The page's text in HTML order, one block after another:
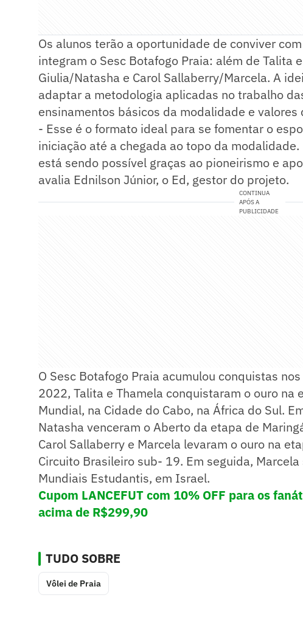
Os alunos terão a oportunidade de conviver
integram o Sesc Botafogo Praia: além de Talita
Giulia/Natasha e Carol Sallaberry/Marcela. A
adaptar a metodologia aplicadas no trabalho
ensinamentos básicos da modalidade e valores
- Esse é o formato ideal para se fomentar o
iniciação até a chegada ao topo da
está sendo possível graças ao pioneirismo e
avalia Ednilson Júnior, o Ed, gestor do projeto.
CONTINUA
APÓS A
PUBLICIDADE
O Sesc Botafogo Praia acumulou conquistas
2022, Talita e Thamela conquistaram o ouro na
Mundial, na Cidade do Cabo, na África do Sul.
Natasha venceram o Aberto da etapa de
Carol Sallaberry e Marcela levaram o ouro na
Circuito Brasileiro sub- 19. Em seguida,
Mundiais Estudantis, em Israel.
Cupom LANCEFUT com 10% OFF para os
acima de R$299,90
TUDO SOBRE
Vôlei de Praia